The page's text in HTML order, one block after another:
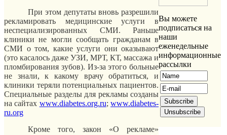
При этом депутаты вновь разрешили
рекламировать медицинские услуги в
неспециализированных СМИ. Раньше
клиники не могли сообщать гражданам в
СМИ о том, какие услуги они оказывают
(это касалось даже УЗИ, МРТ, КТ, массажа и
пломбирования зубов). Из-за этого больные
не знали, к какому врачу обратиться, и
клиники теряли потенциальных пациентов.
Специальные разделы для рекламы созданы
на сайтах www.diabetes.org.ru;www.diabetes-
ru.org
Кроме того, закон «О рекламе»
Вы можете
подписаться на
наши
еженедельные
информационные
рассылки